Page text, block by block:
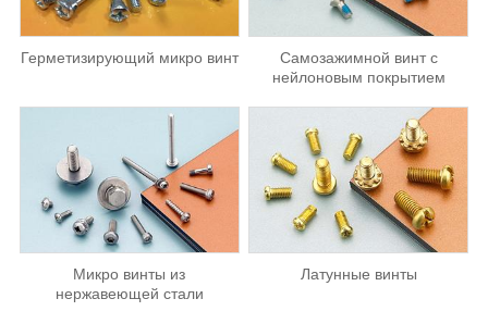
Герметизирующий микро винт
Самозажимной винт с
нейлоновым покрытием
Микро винты из
нержавеющей стали
Латунные винты